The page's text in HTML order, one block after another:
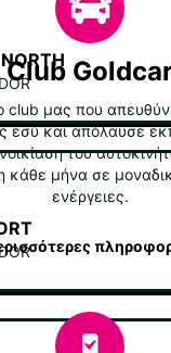
Club
club μας που
εσύ και απόλαυσε
του
κάθε μήνα σε
ενέργειες.